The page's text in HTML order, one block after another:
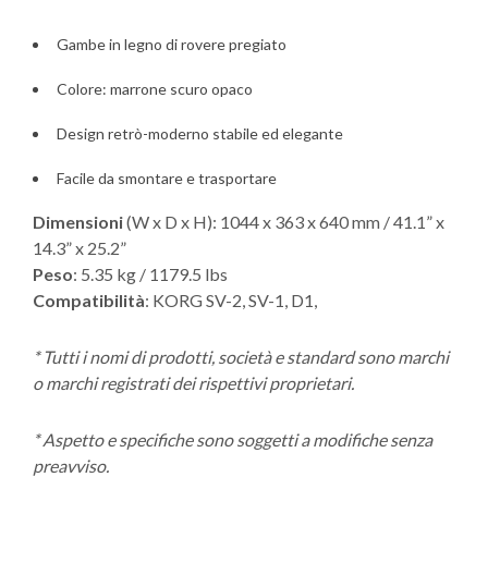
Gambe in legno di rovere pregiato
Colore: marrone scuro opaco
Design retrò-moderno stabile ed elegante
Facile da smontare e trasportare
Dimensioni(W x D x H): 1044 x 363 x 640 mm / 41.1” x
14.3” x 25.2”
Peso: 5.35 kg / 1179.5 lbs
Compatibilità: KORG SV-2, SV-1, D1,
* Tutti i nomi di prodotti, società e standard sono marchi
o marchi registrati dei rispettivi proprietari.
* Aspetto e specifiche sono soggetti a modifiche senza
preavviso.